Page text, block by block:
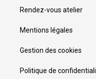
Rendez-vous atelier
Mentions légales
Gestion des cookies
Politique de